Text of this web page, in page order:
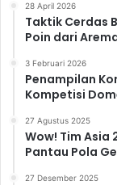
28 April 2026
Taktik Cerdas
Poin dari
3 Februari 2026
Penampilan
Kompetisi
27 Agustus 2025
Wow! Tim Asia
Pantau Pola
27 Desember 2025